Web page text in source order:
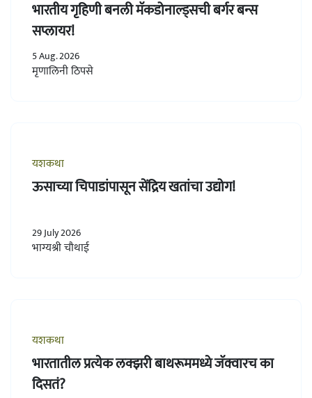
भारतीय गृहिणी बनली मॅकडोनाल्ड्सची बर्गर बन्स
सप्लायर!
5 Aug. 2026
मृणालिनी ठिपसे
यशकथा
ऊसाच्या चिपाडांपासून सेंद्रिय खतांचा उद्योग!
29 July 2026
भाग्यश्री चौथाई
यशकथा
भारतातील प्रत्येक लक्झरी बाथरूममध्ये जॅक्वारच का
दिसतं?